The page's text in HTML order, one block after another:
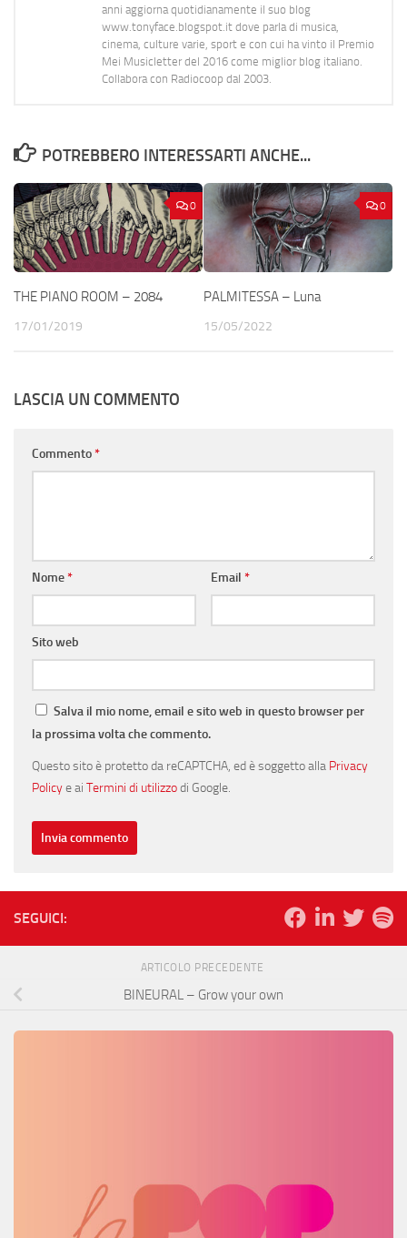
anni aggiorna quotidianamente il suo blog
www.tonyface.blogspot.it dove parla di musica,
cinema, culture varie, sport e con cui ha vinto il Premio
Mei Musicletter del 2016 come miglior blog italiano.
Collabora con Radiocoop dal 2003.
POTREBBERO INTERESSARTI ANCHE...
0
THE PIANO ROOM – 2084
17/01/2019
0
PALMITESSA – Luna
15/05/2022
LASCIA UN COMMENTO
Commento*
Nome* Email *
Sito web
Salva il mio nome, email e sito web in questo browser per
la prossima volta che commento.
Questo sito è protetto da reCAPTCHA, ed è soggetto alla Privacy
Policye ai Termini di utilizzodi Google.
SEGUICI:
ARTICOLO PRECEDENTE
BINEURAL – Grow your own